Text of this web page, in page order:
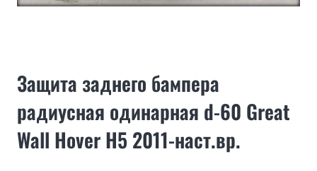
Защита заднего бампера
радиусная одинарная d-60 Great
Wall Hover H5 2011-наст.вр.